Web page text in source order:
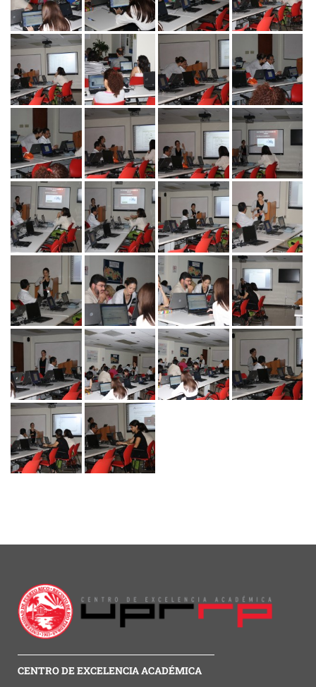
CENTRO DE EXCELENCIA ACADÉMICA